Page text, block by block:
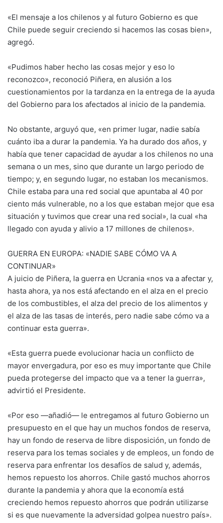
«El mensaje a los chilenos y al futuro Gobierno es que
Chile puede seguir creciendo si hacemos las cosas bien»,
agregó.
«Pudimos haber hecho las cosas mejor y eso lo
reconozco», reconoció Piñera, en alusión a los
cuestionamientos por la tardanza en la entrega de la ayuda
del Gobierno para los afectados al inicio de la pandemia.
No obstante, arguyó que, «en primer lugar, nadie sabía
cuánto iba a durar la pandemia. Ya ha durado dos años, y
había que tener capacidad de ayudar a los chilenos no una
semana o un mes, sino que durante un largo periodo de
tiempo; y, en segundo lugar, no estaban los mecanismos.
Chile estaba para una red social que apuntaba al 40 por
ciento más vulnerable, no a los que estaban mejor que esa
situación y tuvimos que crear una red social», la cual «ha
llegado con ayuda y alivio a 17 millones de chilenos».
GUERRA EN EUROPA: «NADIE SABE CÓMO VA A
CONTINUAR»
A juicio de Piñera, la guerra en Ucrania «nos va a afectar y,
hasta ahora, ya nos está afectando en el alza en el precio
de los combustibles, el alza del precio de los alimentos y
el alza de las tasas de interés, pero nadie sabe cómo va a
continuar esta guerra».
«Esta guerra puede evolucionar hacia un conflicto de
mayor envergadura, por eso es muy importante que Chile
pueda protegerse del impacto que va a tener la guerra»,
advirtió el Presidente.
«Por eso —añadió— le entregamos al futuro Gobierno un
presupuesto en el que hay un muchos fondos de reserva,
hay un fondo de reserva de libre disposición, un fondo de
reserva para los temas sociales y de empleos, un fondo de
reserva para enfrentar los desafíos de salud y, además,
hemos repuesto los ahorros. Chile gastó muchos ahorros
durante la pandemia y ahora que la economía está
creciendo hemos repuesto ahorros que podrán utilizarse
si es que nuevamente la adversidad golpea nuestro país».